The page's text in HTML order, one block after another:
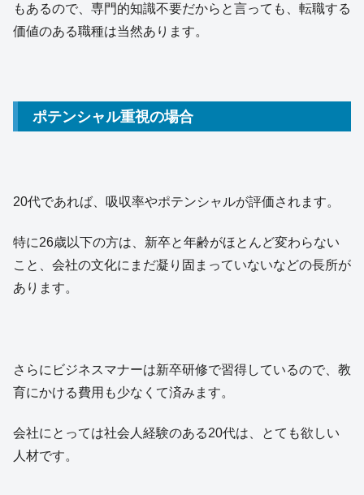
もあるので、専門的知識不要だからと言っても、転職する
価値のある職種は当然あります。
ポテンシャル重視の場合
20代であれば、吸収率やポテンシャルが評価されます。
特に26歳以下の方は、新卒と年齢がほとんど変わらない
こと、会社の文化にまだ凝り固まっていないなどの長所が
あります。
さらにビジネスマナーは新卒研修で習得しているので、教
育にかける費用も少なくて済みます。
会社にとっては社会人経験のある20代は、とても欲しい
人材です。